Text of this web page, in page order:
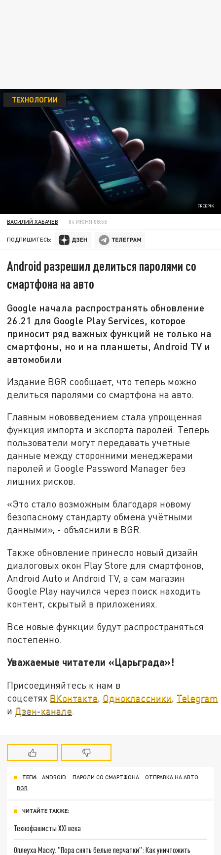
FREEPIK
ТЕХНОЛОГИИ
ВАСИЛИЙ ХАБАЧЕВ 04 ИЮНЯ 08:56
ПОДПИШИТЕСЬ:
Android разрешил делиться паролями со
смартфона на авто
Google начала распространять обновление
26.21 для Google Play Services, которое
приносит ряд важных функций не только на
смартфоны, но и на планшеты, Android TV и
автомобили
Издание BGR сообщает, что теперь можно
делиться паролями со смартфона на авто.
Главным нововведением стала упрощенная
функция импорта и экспорта паролей. Теперь
пользователи могут передавать учетные
данные между сторонними менеджерами
паролей и Google Password Manager без
лишних рисков.
«Это стало возможным благодаря новому
безопасному стандарту обмена учётными
данными», - объяснили в BGR.
Также обновление принесло новый дизайн
диалоговых окон Play Store для смартфонов,
Android Auto и Android TV, а сам магазин
Google Play научился через поиск находить
контент, скрытый в приложениях.
Все новые функции будут распространяться
постепенно.
Уважаемые читатели «Царьграда»!
Присоединяйтесь к нам в
соцсетях ВКонтакте, Одноклассники, Telegram
и Дзен-канале.
ТЕГИ: ANDROID ПАРОЛИ СО СМАРТФОНА
ОТПРАВКА НА АВТО
BGR
ЧИТАЙТЕ ТАКЖЕ:
Технофашисты XXI века
Оплеуха Маску. "Пора снять белые перчатки": Как уничтожить